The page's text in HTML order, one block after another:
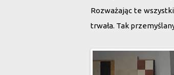
Rozważając te
trwała. Tak